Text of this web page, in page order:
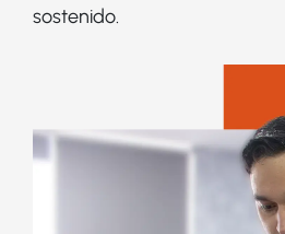
sostenido.